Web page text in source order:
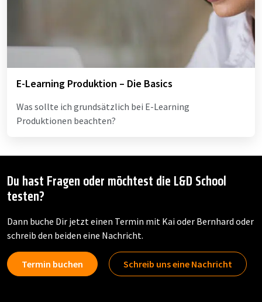
E-Learning Produktion – Die Basics
Was sollte ich grundsätzlich bei E-Learning
Produktionen beachten?
Du hast Fragen oder möchtest die L&D School
testen?
Dann buche Dir jetzt einen Termin mit Kai oder Bernhard oder
schreib den beiden eine Nachricht.
Termin buchen Schreib uns eine Nachricht